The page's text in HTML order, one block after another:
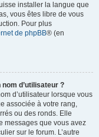
installer la langue que
vous êtes libre de vous
Pour plus
de phpBB® (en
d’utilisateur ?
d’utilisateur lorsque vous
associée à votre rang,
ou des ronds. Elle
messages que vous avez
sur le forum. L’autre